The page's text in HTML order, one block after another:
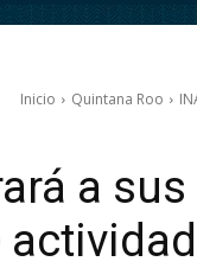
Inicio Quintana Roo
a